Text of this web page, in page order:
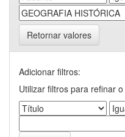
Retornar valores
Adicionar filtros:
Utilizar filtros para refinar